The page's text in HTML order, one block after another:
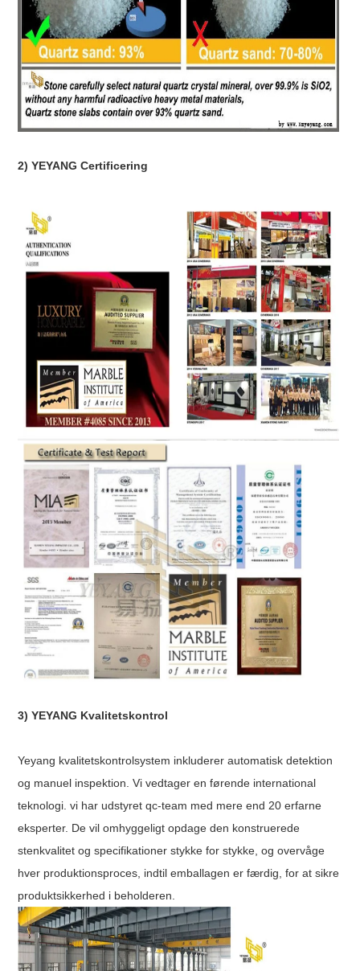
2) YEYANG Certificering
3) YEYANG Kvalitetskontrol
Yeyang kvalitetskontrolsystem inkluderer automatisk detektion
og manuel inspektion. Vi vedtager en førende international
teknologi. vi har udstyret qc-team med mere end 20 erfarne
eksperter. De vil omhyggeligt opdage den konstruerede
stenkvalitet og specifikationer stykke for stykke, og overvåge
hver produktionsproces, indtil emballagen er færdig, for at sikre
produktsikkerhed i beholderen.